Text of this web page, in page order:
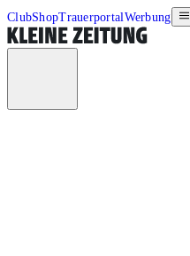
ClubShopTrauerportalWerbung